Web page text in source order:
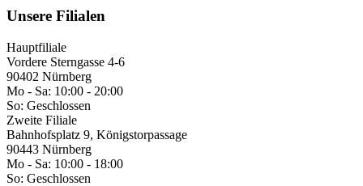
Unsere Filialen
Hauptfiliale
Vordere Sterngasse 4-6
90402 Nürnberg
Mo - Sa: 10:00 - 20:00
So: Geschlossen
Zweite Filiale
Bahnhofsplatz 9, Königstorpassage
90443 Nürnberg
Mo - Sa: 10:00 - 18:00
So: Geschlossen